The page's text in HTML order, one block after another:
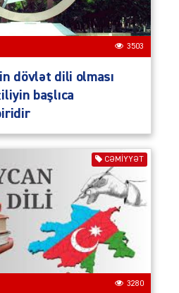
3503
dövlət dili olması
başlıca
CƏMIYYƏT
3280